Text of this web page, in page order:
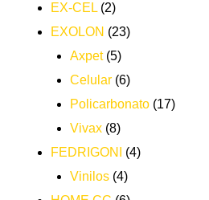
EX-CEL (2)
EXOLON (23)
Axpet(5)
Celular (6)
Policarbonato (17)
Vivax (8)
FEDRIGONI
(4)
Vinilos (4)